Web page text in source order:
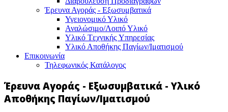
Έρευνα Αγοράς - Εξωσυμβατικά
Υγειονομικό Υλικό
Αναλώσιμο/Λοιπό Υλικό
Υλικό Tεχνικής Yπηρεσίας
Υλικό Αποθήκης Παγίων/Ιματισμού
Επικοινωνία
Τηλεφωνικός Κατάλογος
Έρευνα Αγοράς - Εξωσυμβατικά - Υλικό
Αποθήκης Παγίων/Ιματισμού